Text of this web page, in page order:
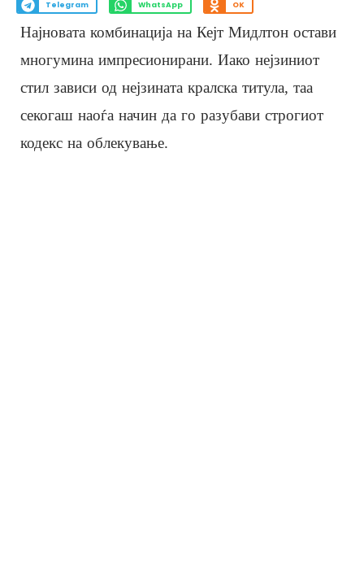
Telegram WhatsApp OK
Најновата комбинација на Кејт Мидлтон остави
многумина импресионирани. Иако нејзиниот
стил зависи од нејзината кралска титула, таа
секогаш наоѓа начин да го разубави строгиот
кодекс на облекување.